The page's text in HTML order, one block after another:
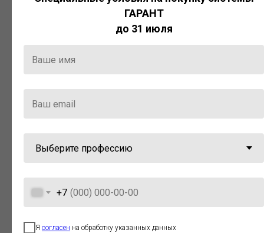
Компания «Гарант» стала
победителем премии «Время
Актуальная правовая информация
и инструменты для максимально
эффективной работы с ней.
ГАРАНТ
до 31 июля
+7
Я согласен на обработку указанных данных